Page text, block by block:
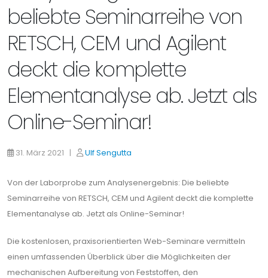
beliebte Seminarreihe von
RETSCH, CEM und Agilent
deckt die komplette
Elementanalyse ab. Jetzt als
Online-Seminar!
31. März 2021 | Ulf Sengutta
Von der Laborprobe zum Analysenergebnis: Die beliebte
Seminarreihe von RETSCH, CEM und Agilent deckt die komplette
Elementanalyse ab. Jetzt als Online-Seminar!
Die kostenlosen, praxisorientierten Web-Seminare vermitteln
einen umfassenden Überblick über die Möglichkeiten der
mechanischen Aufbereitung von Feststoffen, den